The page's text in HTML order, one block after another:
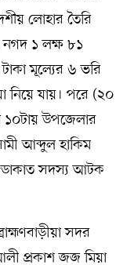
লোহার তৈরি
নগদ ১ লক্ষ ৮১
মূল্যের ৬ ভরি
নিয়ে যায়। পরে (২০
১০টায় উপজেলার
আব্দুল হাকিম
সদস্য আটক
সদর
প্রকাশ জজ মিয়া